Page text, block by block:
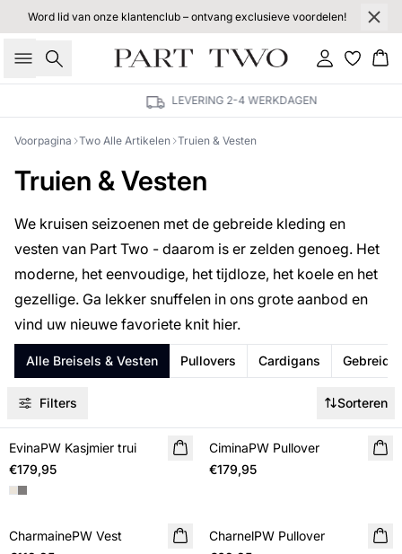
Word lid van onze klantenclub – ontvang exclusieve voordelen!
Zoeken Inloggen
LEVERING 2-4 WERKDAGEN
Voorpagina Two Alle Artikelen Truien & Vesten
Truien & Vesten
We kruisen seizoenen met de gebreide kleding en
vesten van Part Two - daarom is er zelden genoeg. Het
moderne, het eenvoudige, het tijdloze, het koele en het
gezellige. Ga lekker snuffelen in ons grote aanbod en
vind uw nieuwe favoriete knit hier.
Alle Breisels & Vesten Pullovers Cardigans Gebreide
Filters Sorteren
NIEUWE
EvinaPW Kasjmier trui
€179,95
NIEUWE
COMING SOON
CiminaPW Pullover
€179,95
NIEUWE
CharmainePW Vest
NIEUWE
CharnelPW Pullover